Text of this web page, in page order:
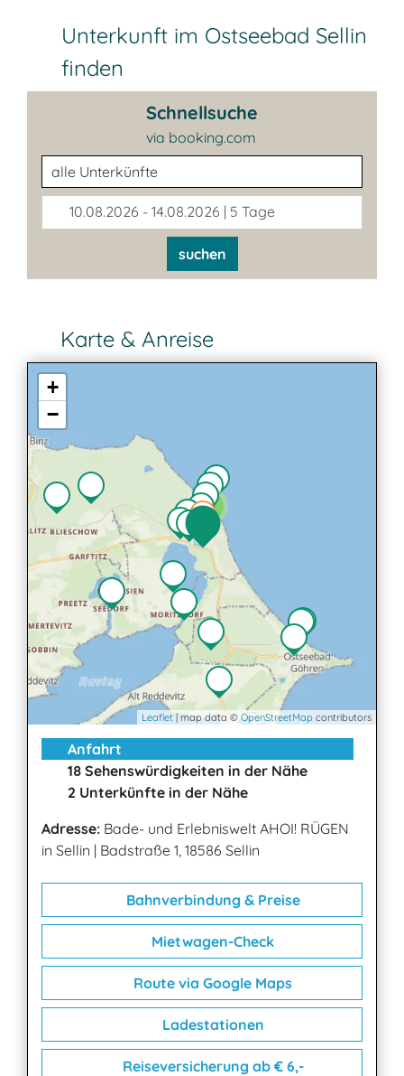
Unterkunft im Ostseebad Sellin
finden
Schnellsuche
via booking.com
Unterkunftsart
10.08.2026 - 14.08.2026 | 5 Tage
suchen
Karte & Anreise
2
+
−
Leaflet | map data © OpenStreetMap contributors
Anfahrt
18 Sehenswürdigkeiten in der Nähe
2 Unterkünfte in der Nähe
Adresse: Bade- und Erlebniswelt AHOI! RÜGEN
in Sellin | Badstraße 1, 18586 Sellin
Bahnverbindung & Preise
Mietwagen-Check
Route via Google Maps
Ladestationen
Reiseversicherung ab € 6,-